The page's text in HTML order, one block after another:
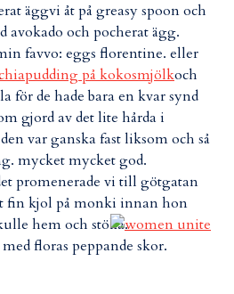
vi åt på greasy spoon och
avokado och pocherat ägg.
favvo: eggs florentine. eller
och
för de hade bara en kvar synd
gjord av det lite hårda i
var ganska fast liksom och så
mycket mycket god.
promenerade vi till götgatan
fin kjol på monki innan hon
hem och stöka.
floras peppande skor.